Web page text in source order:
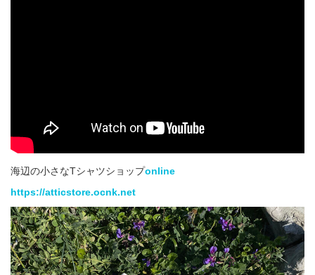
海辺の小さなTシャツショップonline
https://atticstore.ocnk.net